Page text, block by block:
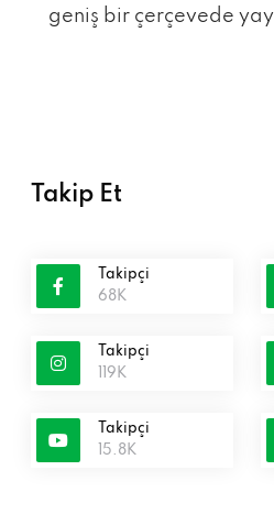
geniş bir çerçevede
Takip Et
Takipçi
68K
Takipçi
119K
Takipçi
15.8K